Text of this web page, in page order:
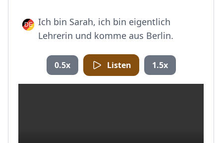
Ich bin Sarah, ich bin eigentlich
Lehrerin und komme aus Berlin.
0.5x Listen 1.5x